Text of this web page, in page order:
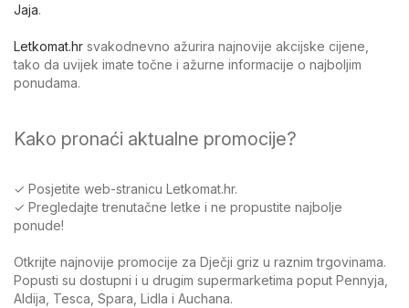
Jaja.
Letkomat.hr svakodnevno ažurira najnovije akcijske cijene,
tako da uvijek imate točne i ažurne informacije o najboljim
ponudama.
Kako pronaći aktualne promocije?
✓ Posjetite web-stranicu Letkomat.hr.
✓ Pregledajte trenutačne letke i ne propustite najbolje
ponude!
Otkrijte najnovije promocije za Dječji griz u raznim trgovinama.
Popusti su dostupni i u drugim supermarketima poput Pennyja,
Aldija, Tesca, Spara, Lidla i Auchana.